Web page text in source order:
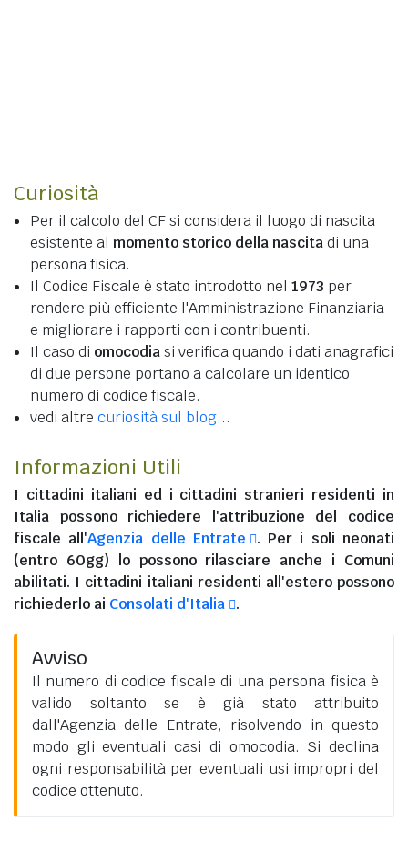
Curiosità
Per il calcolo del CF si considera il luogo di nascita
esistente al momento storico della nascitadi una
persona fisica.
Il Codice Fiscale è stato introdotto nel 1973 per
rendere più efficiente l'Amministrazione Finanziaria
e migliorare i rapporti con i contribuenti.
Il caso di omocodiasi verifica quando i dati anagrafici
di due persone portano a calcolare un identico
numero di codice fiscale.
vedi altre curiosità sul blog...
Informazioni Utili
I cittadini italiani ed i cittadini stranieri residenti in
Italia possono richiedere l'attribuzione del codice
fiscale all'Agenzia delle Entrate
. Per i soli neonati
(entro 60gg) lo possono rilasciare anche i Comuni
abilitati. I cittadini italiani residenti all'esteropossono
richiederlo ai Consolati d'Italia .
Avviso
Il numero di codice fiscale di una persona fisica è
valido soltanto se è già stato attribuito
dall'Agenzia delle Entrate, risolvendo in questo
modo gli eventuali casi di omocodia. Si declina
ogni responsabilità per eventuali usi impropri del
codice ottenuto.